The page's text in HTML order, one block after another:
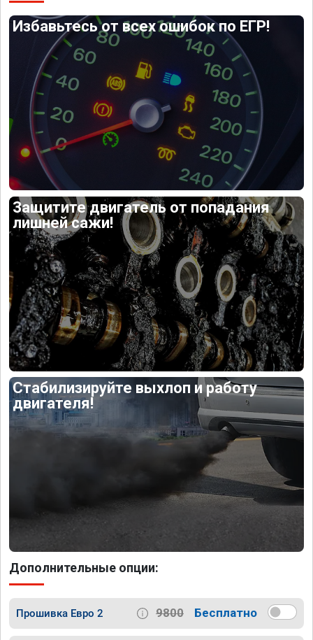
Избавьтесь от всех ошибок по ЕГР!
Защитите двигатель от попадания
лишней сажи!
Стабилизируйте выхлоп и работу
двигателя!
Дополнительные опции:
Прошивка Евро 2 9800 Бесплатно